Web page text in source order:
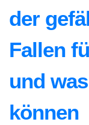
der
Fallen
und
können